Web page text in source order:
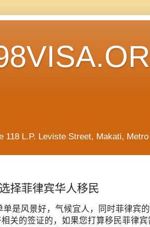
118 L.P. Leviste Street, Makati,
择菲律宾华人移民
是风景好，气候宜人，同时菲律宾
关的签证的，如果您打算移民菲律